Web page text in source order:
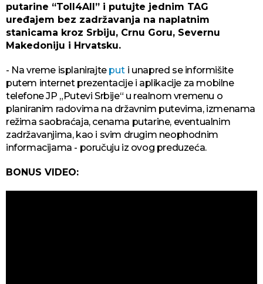
putarine “Toll4All” i putujte jednim TAG
uređajem bez zadržavanja na naplatnim
stanicama kroz Srbiju, Crnu Goru, Severnu
Makedoniju i Hrvatsku.
- Na vreme isplanirajte put i unapred se informišite
putem internet prezentacije i aplikacije za mobilne
telefone JP „Putevi Srbije“ u realnom vremenu o
planiranim radovima na državnim putevima, izmenama
režima saobraćaja, cenama putarine, eventualnim
zadržavanjima, kao i svim drugim neophodnim
informacijama - poručuju iz ovog preduzeća.
BONUS VIDEO: